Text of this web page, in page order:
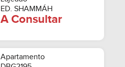
ED. SHAMMÁH
A Consultar
Apartamento